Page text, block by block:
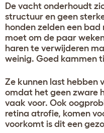
De vacht onderhoudt
structuur en geen
honden zelden een
moet om de paar
haren te verwijderen
weinig. Goed kammen
Ze kunnen last hebben
omdat het geen zware
vaak voor. Ook
retina atrofie, komen
voorkomt is dit een